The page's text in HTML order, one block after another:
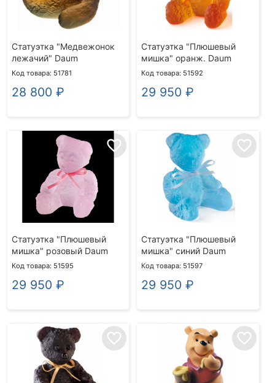
Статуэтка "Медвежонок
лежачий" Daum
Код товара: 51781
28 800 ₽
Статуэтка "Плюшевый
мишка" оранж. Daum
Код товара: 51592
29 950 ₽
favorite_border
Статуэтка "Плюшевый
мишка" розовый Daum
Код товара: 51595
29 950 ₽
favorite_border
Статуэтка "Плюшевый
мишка" синий Daum
Код товара: 51597
29 950 ₽
favorite_border favorite_border